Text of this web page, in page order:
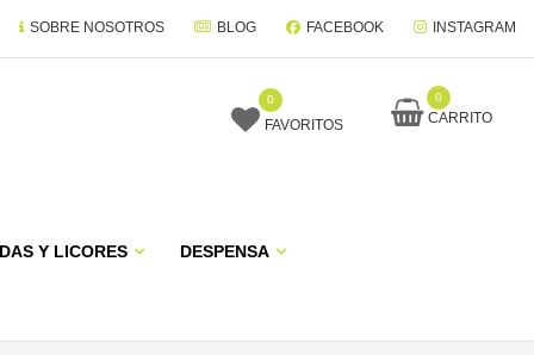
SOBRE NOSOTROS BLOG FACEBOOK INSTAGRAM
0
FAVORITOS
0
CARRITO
Y LICORES DESPENSA